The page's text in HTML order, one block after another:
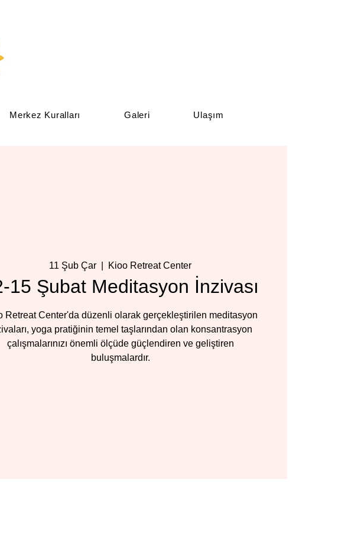
Merkez Kuralları Galeri Ulaşım
11 Şub Çar Kioo Retreat Center
15 Şubat Meditasyon İnzivası
Retreat Center'da düzenli olarak gerçekleştirilen meditasyon
yoga pratiğinin temel taşlarından olan konsantrasyon
çalışmalarınızı önemli ölçüde güçlendiren ve geliştiren
buluşmalardır.